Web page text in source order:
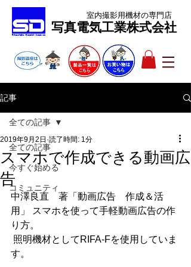
​写真電気工業株式会社
室内撮影用機材の専門店
記事
全ての記事
今すぐ始める
コミュニティ
全ての記事
スマホで作成できる動画広
告
2019年9月2日 読了時間: 1分
中澤良直　著「動画広告　作成＆活
用」 スマホを使って手軽動画広告の作
り方。
す。